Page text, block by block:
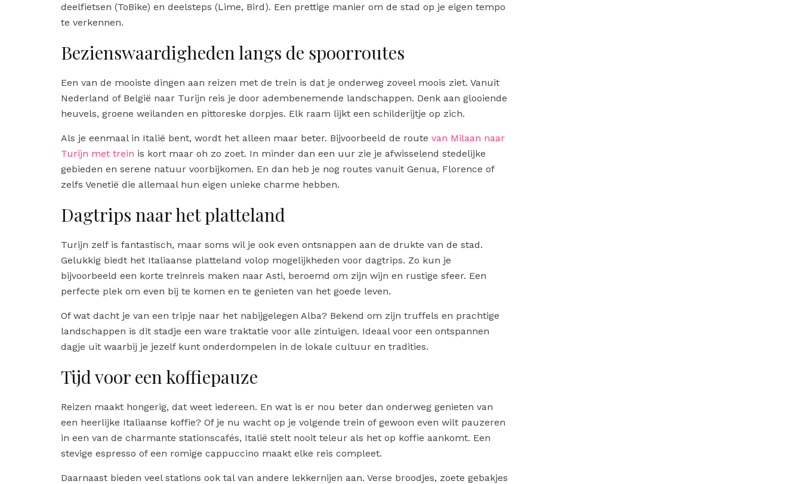
deelfietsen (ToBike) en deelsteps (Lime, Bird). Een prettige manier om de stad op je eigen tempo
te verkennen.
Bezienswaardigheden langs de spoorroutes
Een van de mooiste dingen aan reizen met de trein is dat je onderweg zoveel moois ziet. Vanuit
Nederland of België naar Turijn reis je door adembenemende landschappen. Denk aan glooiende
heuvels, groene weilanden en pittoreske dorpjes. Elk raam lijkt een schilderijtje op zich.
Als je eenmaal in Italië bent, wordt het alleen maar beter. Bijvoorbeeld de route van Milaan naar
Turijn met trein is kort maar oh zo zoet. In minder dan een uur zie je afwisselend stedelijke
gebieden en serene natuur voorbijkomen. En dan heb je nog routes vanuit Genua, Florence of
zelfs Venetië die allemaal hun eigen unieke charme hebben.
Dagtrips naar het platteland
Turijn zelf is fantastisch, maar soms wil je ook even ontsnappen aan de drukte van de stad.
Gelukkig biedt het Italiaanse platteland volop mogelijkheden voor dagtrips. Zo kun je
bijvoorbeeld een korte treinreis maken naar Asti, beroemd om zijn wijn en rustige sfeer. Een
perfecte plek om even bij te komen en te genieten van het goede leven.
Of wat dacht je van een tripje naar het nabijgelegen Alba? Bekend om zijn truffels en prachtige
landschappen is dit stadje een ware traktatie voor alle zintuigen. Ideaal voor een ontspannen
dagje uit waarbij je jezelf kunt onderdompelen in de lokale cultuur en tradities.
Tijd voor een koffiepauze
Reizen maakt hongerig, dat weet iedereen. En wat is er nou beter dan onderweg genieten van
een heerlijke Italiaanse koffie? Of je nu wacht op je volgende trein of gewoon even wilt pauzeren
in een van de charmante stationscafés, Italië stelt nooit teleur als het op koffie aankomt. Een
stevige espresso of een romige cappuccino maakt elke reis compleet.
Daarnaast bieden veel stations ook tal van andere lekkernijen aan. Verse broodjes, zoete gebakjes